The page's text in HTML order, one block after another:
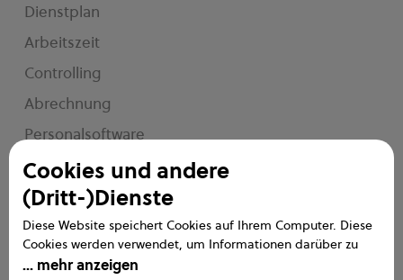
Cookies und andere
(Dritt-)Dienste
Diese Website speichert Cookies auf Ihrem Computer. Diese
Cookies werden verwendet, um Informationen darüber zu
sammeln, wie Sie mit unserer Website interagieren. Wir
mehr anzeigen
Dienstplan
Arbeitszeit
Controlling
Abrechnung
Personalsoftware
e2n me
Service
Handbuch